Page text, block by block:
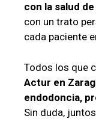
con la salud
con un trato
cada paciente
Todos los que
Actur en
endodoncia,
Sin duda,